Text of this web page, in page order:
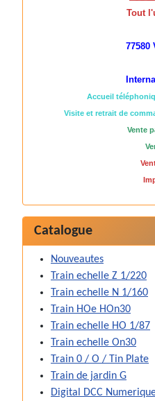
Tout
77580
Accueil
Visite et retrait de
Vente
Catalogue
Nouveautes
Train echelle Z 1/220
Train echelle N 1/160
Train HOe HOn30
Train echelle HO 1/87
Train echelle On30
Train 0 / O / Tin Plate
Train de jardin G
Digital DCC